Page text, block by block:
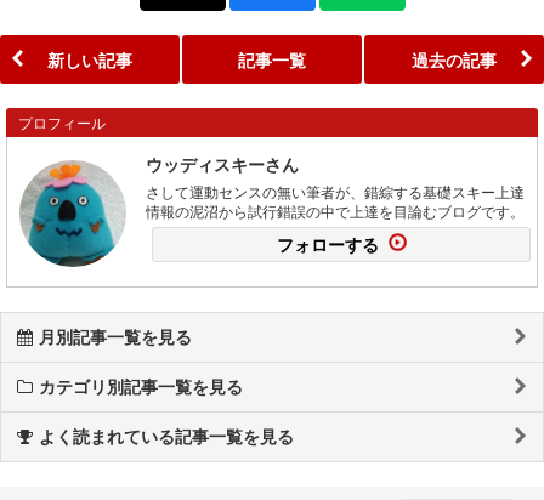
新しい記事 記事一覧 過去の記事
プロフィール
ウッディスキーさん
さして運動センスの無い筆者が、錯綜する基礎スキー上達
情報の泥沼から試行錯誤の中で上達を目論むブログです。
フォローする
月別記事一覧を見る
カテゴリ別記事一覧を見る
よく読まれている記事一覧を見る